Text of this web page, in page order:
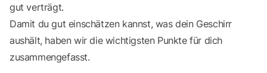
gut verträgt.
Damit du gut einschätzen kannst, was dein Geschirr
aushält, haben wir die wichtigsten Punkte für dich
zusammengefasst.